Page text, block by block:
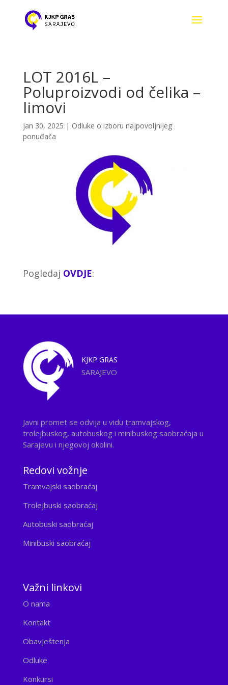
LOT 2016L –
Poluproizvodi od čelika –
limovi
jan 30, 2025 | Odluke o izboru najpovoljnijeg
ponuđača
Pogledaj OVDJE:
KJKP GRAS
SARAJEVO
Javni promet se odvija u vidu tramvajskog,
trolejbuskog, autobuskog i minibuskog saobraćaja u
Sarajevu i njegovoj okolini.
Redovi vožnje
Tramvajski saobraćaj
Trolejbuski saobraćaj
Autobuski saobraćaj
Minibuski saobraćaj
Važni linkovi
O nama
Kontakt
Obavještenja
Odluke
Konkursi